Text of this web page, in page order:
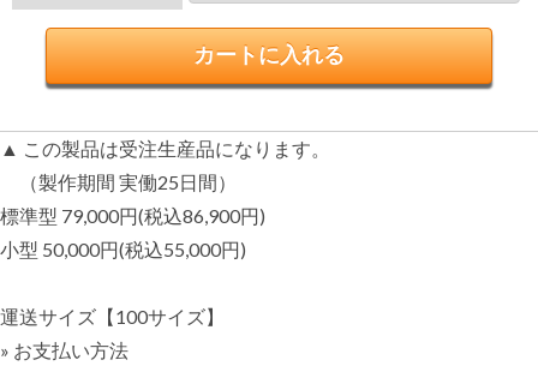
▲ この製品は受注生産品になります。
（製作期間 実働25日間）
標準型 79,000円(税込86,900円)
小型 50,000円(税込55,000円)
運送サイズ【100サイズ】
» お支払い方法